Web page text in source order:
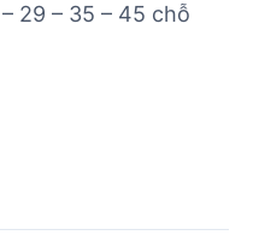
29 – 35 – 45 chỗ